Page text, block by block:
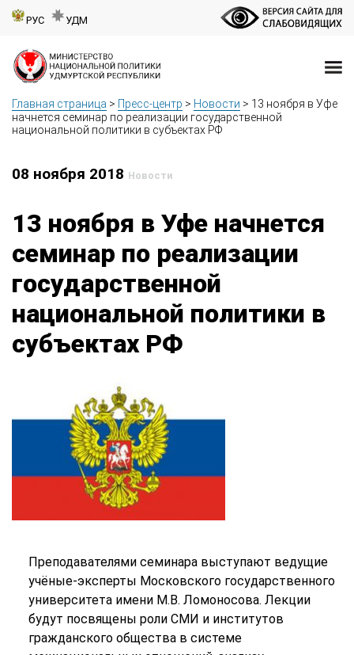
РУС УДМ
Главная страница > Пресс-центр > Новости > 13 ноября в Уфе
начнется семинар по реализации государственной
национальной политики в субъектах РФ
08 ноября 2018 Новости
13 ноября в Уфе начнется
семинар по реализации
государственной
национальной политики в
субъектах РФ
Преподавателями семинара выступают ведущие
учёные-эксперты Московского государственного
университета имени М.В. Ломоносова. Лекции
будут посвящены роли СМИ и институтов
гражданского общества в системе